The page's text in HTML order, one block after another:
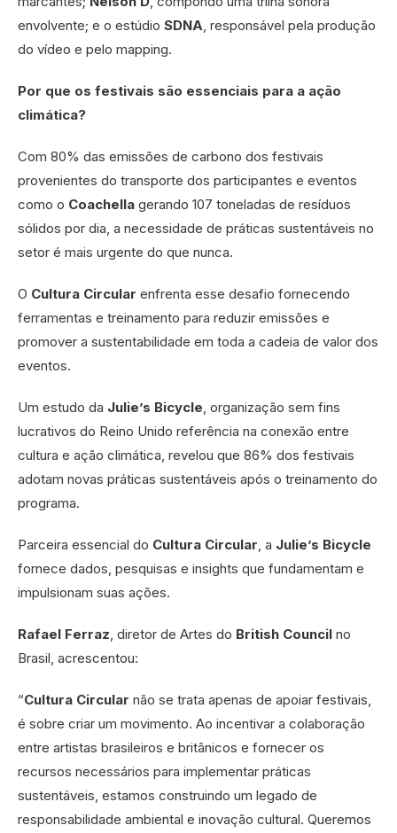
envolvente; e o estúdio SDNA , responsável pela produção
do vídeo e pelo mapping.
Por que os festivais são essenciais para a ação
climática?
Com 80% das emissões de carbono dos festivais
provenientes do transporte dos participantes e eventos
como o Coachella gerando 107 toneladas de resíduos
sólidos por dia, a necessidade de práticas sustentáveis no
setor é mais urgente do que nunca.
O Cultura Circular enfrenta esse desafio fornecendo
ferramentas e treinamento para reduzir emissões e
promover a sustentabilidade em toda a cadeia de valor dos
eventos.
Um estudo da Julie’s Bicycle , organização sem fins
lucrativos do Reino Unido referência na conexão entre
cultura e ação climática, revelou que 86% dos festivais
adotam novas práticas sustentáveis após o treinamento do
programa.
Parceira essencial do Cultura Circular , a Julie’s Bicycle
fornece dados, pesquisas e insights que fundamentam e
impulsionam suas ações.
Rafael Ferraz , diretor de Artes do British Council no
Brasil, acrescentou:
“Cultura Circular não se trata apenas de apoiar festivais,
é sobre criar um movimento. Ao incentivar a colaboração
entre artistas brasileiros e britânicos e fornecer os
recursos necessários para implementar práticas
sustentáveis, estamos construindo um legado de
responsabilidade ambiental e inovação cultural. Queremos